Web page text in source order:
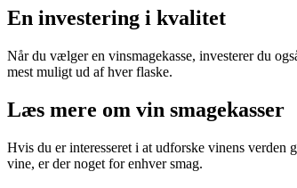
En investering i kvalitet
Når du vælger en vinsmagekasse, investerer du
mest muligt ud af hver flaske.
Læs mere om vin smagekasser
Hvis du er interesseret i at udforske vinens verden
vine, er der noget for enhver smag.